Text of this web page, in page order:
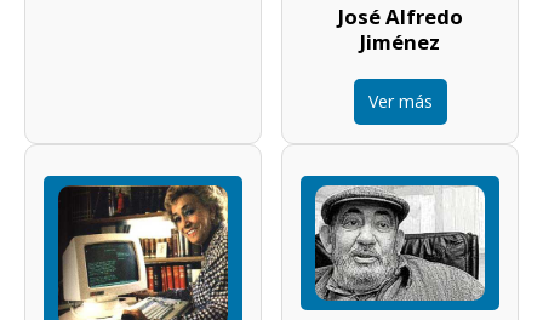
José Alfredo
Jiménez
Ver más